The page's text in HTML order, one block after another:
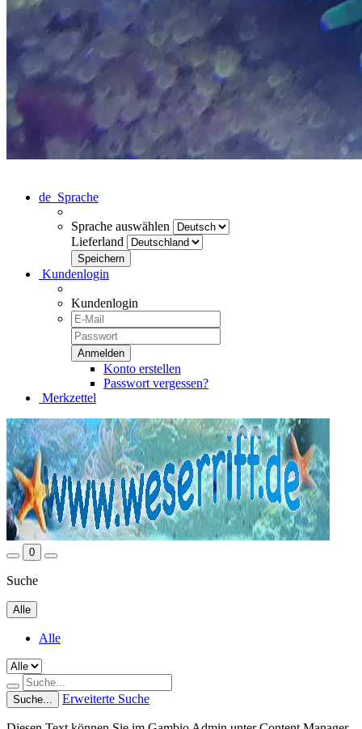
de Sprache
Sprache auswählen
Lieferland
Kundenlogin
Kundenlogin
Konto erstellen
Passwort vergessen?
Merkzettel
0
Suche
Alle
Alle
Suche... Erweiterte Suche